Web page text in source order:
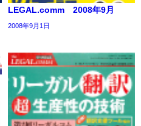
LEGAL.comm 2008年9月
2008年9月1日